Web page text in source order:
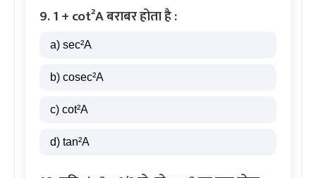
9. 1 + cot²A बराबर होता है :
a) sec²A
b) cosec²A
c) cot²A
d) tan²A